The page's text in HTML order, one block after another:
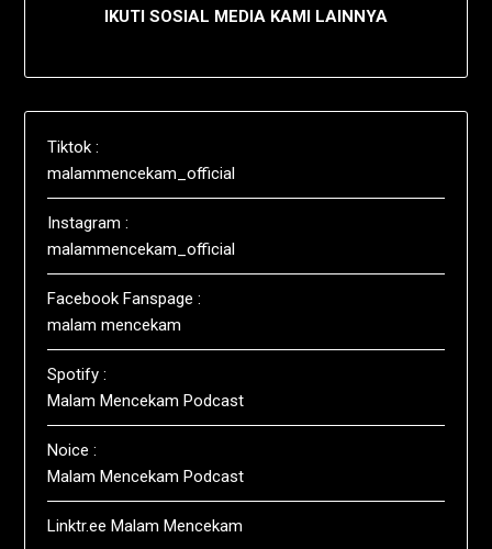
IKUTI SOSIAL MEDIA KAMI LAINNYA
Tiktok :
malammencekam_official
Instagram :
malammencekam_official
Facebook Fanspage :
malam mencekam
Spotify :
Malam Mencekam Podcast
Noice :
Malam Mencekam Podcast
Linktr.ee Malam Mencekam